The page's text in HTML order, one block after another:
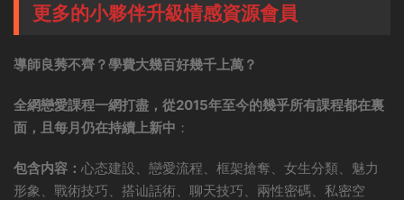
更多的小夥伴升級情感資源會員
導師良莠不齊？學費大幾百好幾千上萬？
全網戀愛課程一網打盡，從2015年至今的幾乎所有課程都在裏
面，且每月仍在持續上新中 ：
包含内容： 心态建設、戀愛流程、框架搶奪、女生分類、魅力
形象、戰術技巧、搭讪話術、聊天技巧、兩性密碼、私密空